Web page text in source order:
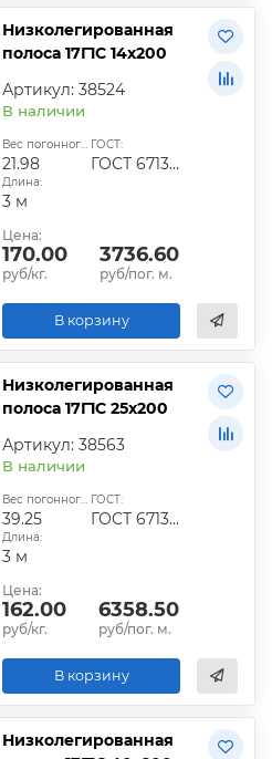
Низколегированная
полоса 17Г1С 14х200
Артикул: 38524
В наличии
Вес погонного метра, кг:
21.98
ГОСТ:
ГОСТ 6713-91
Длина:
3 м
Цена:
170.00
руб/кг.
3736.60
руб/пог. м.
В корзину
Низколегированная
полоса 17Г1С 25х200
Артикул: 38563
В наличии
Вес погонного метра, кг:
39.25
ГОСТ:
ГОСТ 6713-91
Длина:
3 м
Цена:
162.00
руб/кг.
6358.50
руб/пог. м.
В корзину
Низколегированная